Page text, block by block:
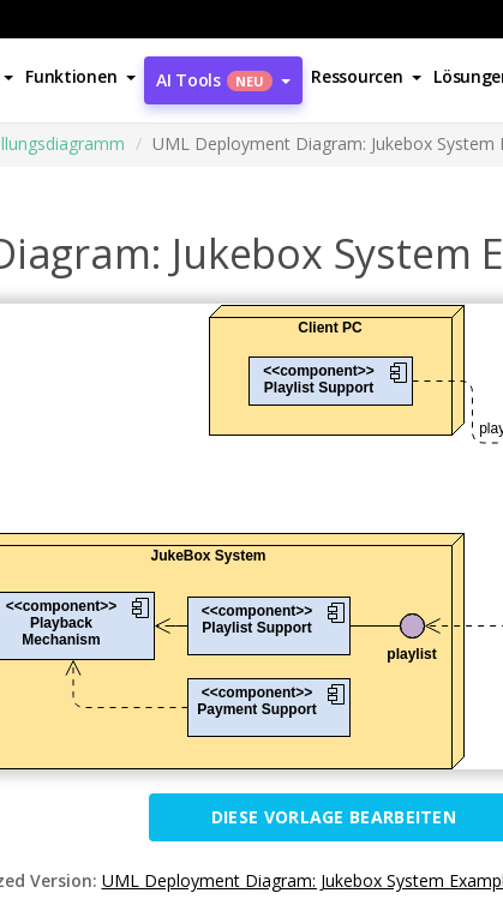
Funktionen AI Tools NEU Ressourcen
UML Deployment Diagram: Jukebox System
Jukebox System
DIESE VORLAGE BEARBEITEN
Version: UML Deployment Diagram: Jukebox System